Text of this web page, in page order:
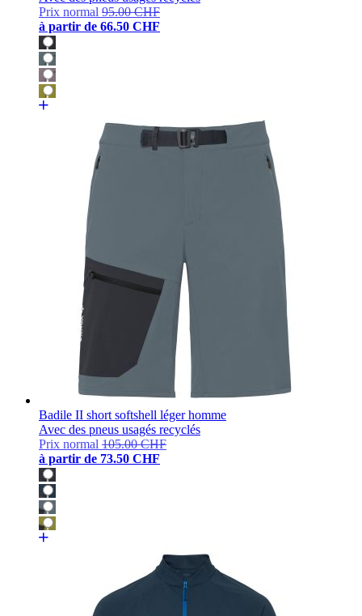
Prix normal 95.00 CHF
à partir de 66.50 CHF
Badile II short softshell léger homme
Avec des pneus usagés recyclés
Prix normal 105.00 CHF
à partir de 73.50 CHF